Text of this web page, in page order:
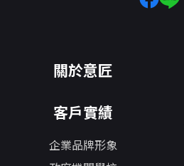
關於意匠
客戶實績
企業品牌形象